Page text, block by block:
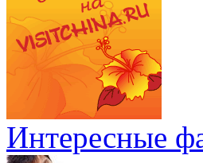
Интересные